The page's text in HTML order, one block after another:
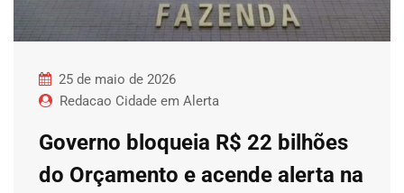
25 de maio de 2026
Redacao Cidade em Alerta
Governo bloqueia R$ 22 bilhões
do Orçamento e acende alerta na